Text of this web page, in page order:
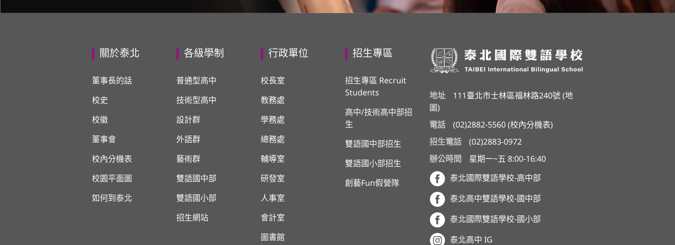
關於泰北
董事長的話
校史
校徽
董事會
校內分機表
校園平面圖
如何到泰北
各級學制
普通型高中
技術型高中
設計群
外語群
藝術群
雙語國中部
雙語國小部
招生網站
行政單位
校長室
教務處
學務處
總務處
輔導室
研發室
人事室
會計室
圖書館
招生專區
招生專區 Recruit
Students
高中/技術高中部招
生
雙語國中部招生
雙語國小部招生
創藝Fun假營隊
地址 111臺北市士林區福林路240號 (地
圖 )
電話
(02)2882-5560 (校內分機表)
招生電話
(02)2883-0972
辦公時間
星期一~五 8:00-16:40
泰北國際雙語學校-高中部
泰北高中雙語學校-國中部
泰北國際雙語學校-國小部
泰北高中 IG